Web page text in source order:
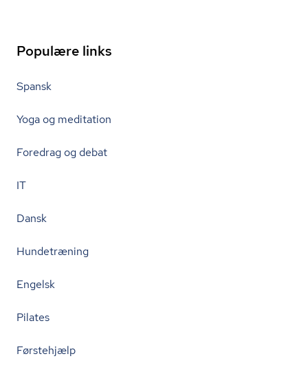
Populære links
Spansk
Yoga og meditation
Foredrag og debat
IT
Dansk
Hundetræning
Engelsk
Pilates
Førstehjælp